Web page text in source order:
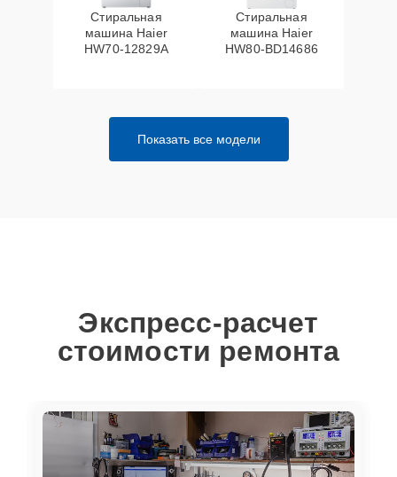
Стиральная
машина Haier
HW70-12829A
Стиральная
машина Haier
HW80-BD14686
Показать все модели
Экспресс-расчет
стоимости ремонта